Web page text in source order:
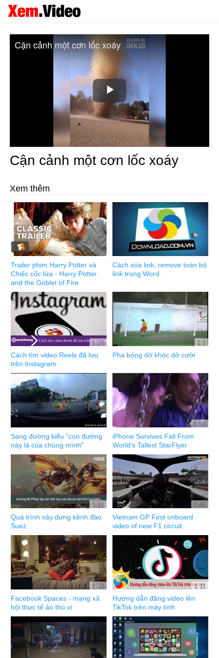
Play
Video
Cận cảnh một cơn lốc xoáy
Cận cảnh một cơn lốc xoáy
Xem thêm
Trailer phim Harry Potter và
Chiếc cốc lửa - Harry Potter
and the Goblet of Fire
Cách xóa link, remove toàn bộ
link trong Word
1:20
Cách tìm video Reels đã lưu
trên Instagram
1:1
Pha bóng dở khóc dở cười
Sang đường kiểu "con đường
này là của chúng mình"
0:56
iPhone Survives Fall From
World’s Tallest StarFlyer
3:21
Quá trình xây dựng kênh đào
Suez
1:46
Vietnam GP First onboard
video of new F1 circuit
1:22
Facebook Spaces - mạng xã
hội thực tế ảo thú vị
1:11
Hướng dẫn đăng video lên
TikTok trên máy tính